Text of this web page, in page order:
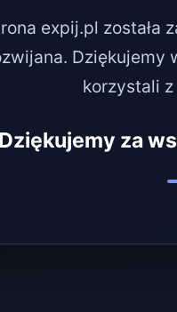
expij.pl została
Dziękujemy
korzystali
za